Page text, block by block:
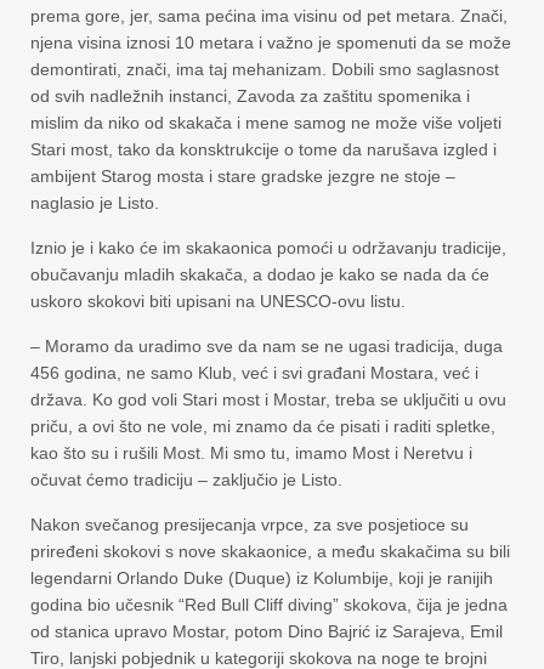
prema gore, jer, sama pećina ima visinu od pet metara. Znači,
njena visina iznosi 10 metara i važno je spomenuti da se može
demontirati, znači, ima taj mehanizam. Dobili smo saglasnost
od svih nadležnih instanci, Zavoda za zaštitu spomenika i
mislim da niko od skakača i mene samog ne može više voljeti
Stari most, tako da konsktrukcije o tome da narušava izgled i
ambijent Starog mosta i stare gradske jezgre ne stoje –
naglasio je Listo.
Iznio je i kako će im skakaonica pomoći u održavanju tradicije,
obučavanju mladih skakača, a dodao je kako se nada da će
uskoro skokovi biti upisani na UNESCO-ovu listu.
– Moramo da uradimo sve da nam se ne ugasi tradicija, duga
456 godina, ne samo Klub, već i svi građani Mostara, već i
država. Ko god voli Stari most i Mostar, treba se uključiti u ovu
priču, a ovi što ne vole, mi znamo da će pisati i raditi spletke,
kao što su i rušili Most. Mi smo tu, imamo Most i Neretvu i
očuvat ćemo tradiciju – zaključio je Listo.
Nakon svečanog presijecanja vrpce, za sve posjetioce su
priređeni skokovi s nove skakaonice, a među skakačima su bili
legendarni Orlando Duke (Duque) iz Kolumbije, koji je ranijih
godina bio učesnik “Red Bull Cliff diving” skokova, čija je jedna
od stanica upravo Mostar, potom Dino Bajrić iz Sarajeva, Emil
Tiro, lanjski pobjednik u kategoriji skokova na noge te brojni